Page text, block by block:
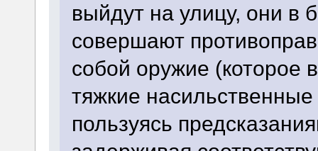
выйдут на улицу, они в
совершают
собой оружие (которое
тяжкие
пользуясь